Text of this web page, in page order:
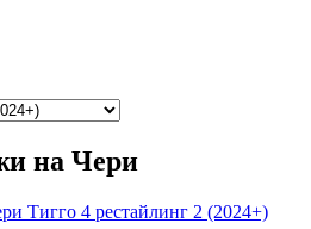
на Чери